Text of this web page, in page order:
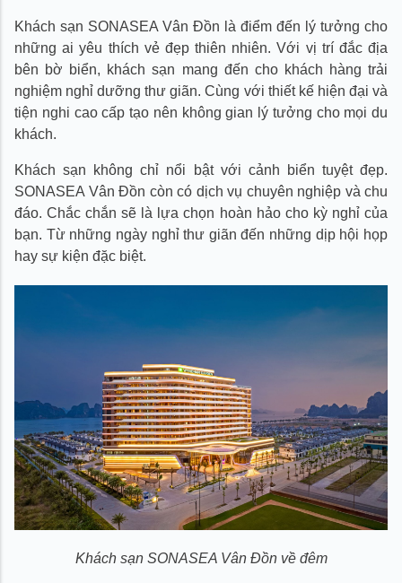
5.3. Phòng meeting 2
5.4. Tiệc cưới & sự kiện ngoài trời
6. Thông tin đặt phòng khách sạn
6.1. Thông tin liên hệ:
Khách sạn SONASEA Vân Đồn là điểm đến lý tưởng cho
những ai yêu thích vẻ đẹp thiên nhiên. Với vị trí đắc địa
bên bờ biển, khách sạn mang đến cho khách hàng trải
nghiệm nghỉ dưỡng thư giãn. Cùng với thiết kế hiện đại và
tiện nghi cao cấp tạo nên không gian lý tưởng cho mọi du
khách.
Khách sạn không chỉ nổi bật với cảnh biển tuyệt đẹp.
SONASEA Vân Đồn còn có dịch vụ chuyên nghiệp và chu
đáo. Chắc chắn sẽ là lựa chọn hoàn hảo cho kỳ nghỉ của
bạn. Từ những ngày nghỉ thư giãn đến những dịp hội họp
hay sự kiện đặc biệt.
Khách sạn SONASEA Vân Đồn về đêm